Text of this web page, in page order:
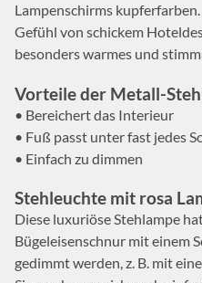
Lampenschirms
Gefühl von schickem
besonders warmes und
Vorteile der Metall-
• Bereichert das Interieur
• Fuß passt unter fast jedes
• Einfach zu dimmen
Stehleuchte mit rosa
Diese luxuriöse Stehlampe
Bügeleisenschnur mit einem
gedimmt werden, z. B. mit